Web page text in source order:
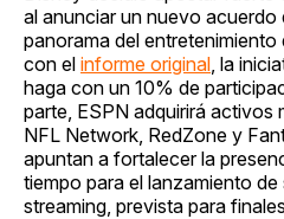
al anunciar un nuevo acuerdo
panorama del
con el informe original , la
haga con un 10% de
parte, ESPN adquirirá
NFL Network, RedZone y
apuntan a fortalecer la
tiempo para el lanzamiento
streaming, prevista para